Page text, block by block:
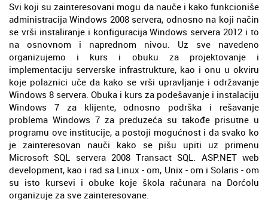
Svi koji su zainteresovani mogu da nauče i kako funkcioniše
administracija Windows 2008 servera, odnosno na koji način
se vrši instaliranje i konfiguracija Windows servera 2012 i to
na osnovnom i naprednom nivou. Uz sve navedeno
organizujemo i kurs i obuku za projektovanje i
implementaciju serverske infrastrukture, kao i onu u okviru
koje polaznici uče da kako se vrši upravljanje i održavanje
Windows 8 servera. Obuka i kurs za podešavanje i instalaciju
Windows 7 za klijente, odnosno podrška i rešavanje
problema Windows 7 za preduzeća su takođe prisutne u
programu ove institucije, a postoji mogućnost i da svako ko
je zainteresovan nauči kako se pišu upiti uz primenu
Microsoft SQL servera 2008 Transact SQL. ASP.NET web
development, kao i rad sa Linux - om, Unix - om i Solaris - om
su isto kursevi i obuke koje škola računara na Dorćolu
organizuje za sve zainteresovane.